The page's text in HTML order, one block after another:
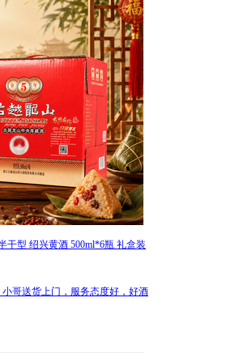
干型 绍兴黄酒 500ml*6瓶 礼盒装
哥送货上门，服务态度好，好酒